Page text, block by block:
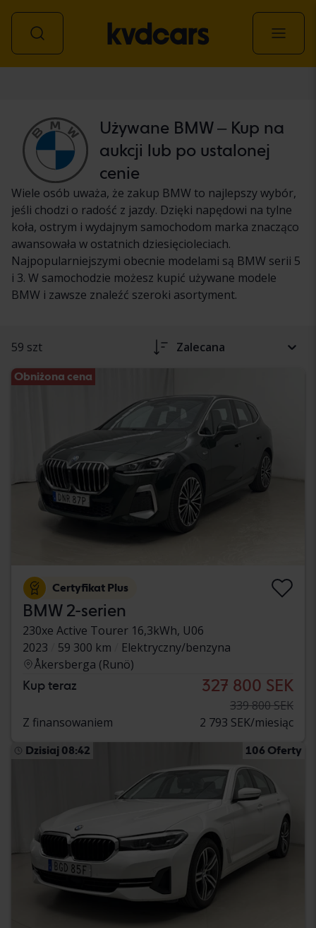
Używane BMW – Kup na
aukcji lub po ustalonej
cenie
Wiele osób uważa, że zakup BMW to najlepszy wybór,
jeśli chodzi o radość z jazdy. Dzięki napędowi na tylne
koła, ostrym i wydajnym samochodom marka znacząco
awansowała w ostatnich dziesięcioleciach.
Najpopularniejszymi obecnie modelami są BMW serii 5
i 3. W samochodzie możesz kupić używane modele
BMW i zawsze znaleźć szeroki asortyment.
59 szt Zalecana
Obniżona cena
Certyfikat Plus
BMW 2-serien
230xe Active Tourer 16,3kWh, U06
2023
59 300 km
Elektryczny/benzyna
Åkersberga (Runö)
Kup teraz 327 800 SEK
339 800 SEK
Z finansowaniem
2 793 SEK/miesiąc
Dzisiaj 08:42 106 Oferty